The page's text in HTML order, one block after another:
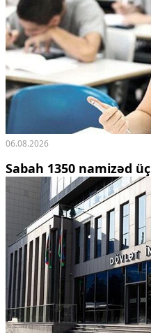
06.08.2026
Sabah 1350 namizəd